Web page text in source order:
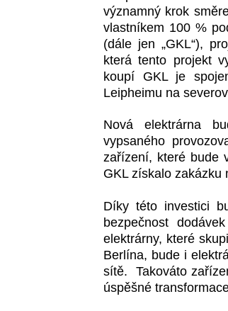
významný krok
vlastníkem 100 %
(dále jen „GKL“),
která tento projekt
koupí GKL je
Leipheimu na
Nová elektrárna
vypsaného
zařízení, které bude
GKL získalo zakázku
Díky této investici
bezpečnost
elektrárny, které
Berlína, bude i
sítě. Takováto
úspěšné